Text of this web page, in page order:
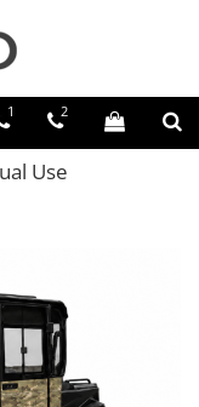
1 2
Use